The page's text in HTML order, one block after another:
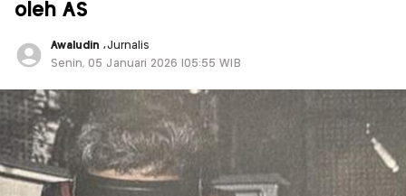
oleh AS
Awaludin,Jurnalis
Senin, 05 Januari 2026 |05:55 WIB